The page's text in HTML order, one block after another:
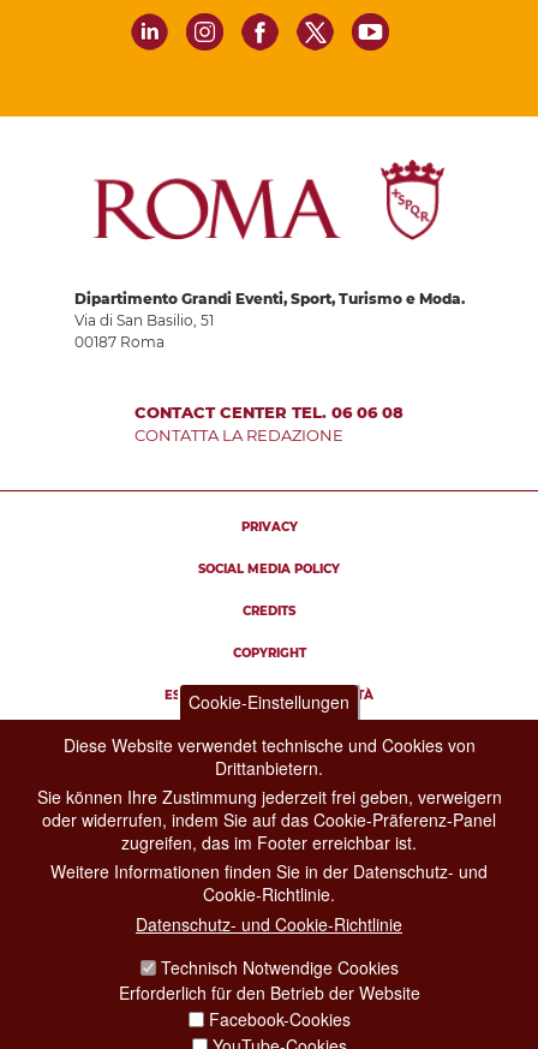
Dipartimento Grandi Eventi, Sport, Turismo e Moda.
Via di San Basilio, 51
00187 Roma
CONTACT CENTER TEL. 06 06 08
CONTATTA LA REDAZIONE
PRIVACY
SOCIAL MEDIA POLICY
CREDITS
COPYRIGHT
ESCLUSIONE DI RESPONSABILITÀ
Cookie-Einstellungen
Diese Website verwendet technische und Cookies von
Drittanbietern.
Sie können Ihre Zustimmung jederzeit frei geben, verweigern
oder widerrufen, indem Sie auf das Cookie-Präferenz-Panel
zugreifen, das im Footer erreichbar ist.
Weitere Informationen finden Sie in der Datenschutz- und
Cookie-Richtlinie.
Datenschutz- und Cookie-Richtlinie
Technisch Notwendige Cookies
Erforderlich für den Betrieb der Website
Facebook-Cookies